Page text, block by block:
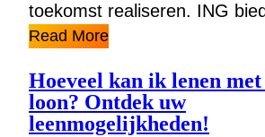
toekomst realiseren. ING
Read More
Hoeveel kan ik lenen
loon? Ontdek uw
leenmogelijkheden!